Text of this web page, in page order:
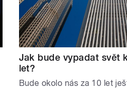
Jak bude vypadat svět
let?
Bude okolo nás za 10 let